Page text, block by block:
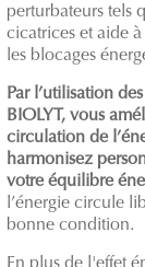
perturbateurs tels
cicatrices et aide
les blocages
Par l’utilisation
BIOLYT, vous
circulation de
harmonisez
votre équilibre
l’énergie circule
bonne condition.